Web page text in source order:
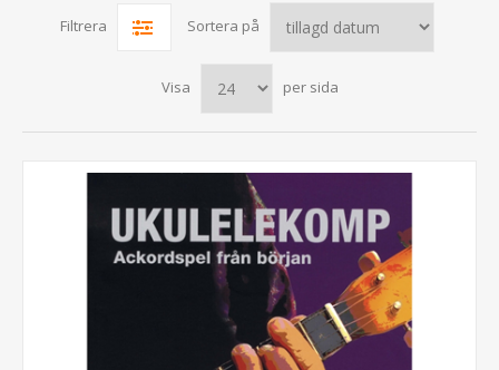
Filtrera Sortera på
Visa per sida